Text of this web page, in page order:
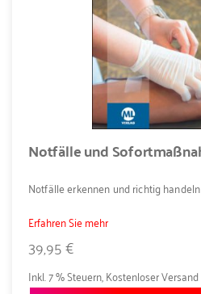
Notfälle erkennen und richtig handeln
Erfahren Sie mehr
39,95 €
Inkl. 7 % Steuern,Kostenloser Versand